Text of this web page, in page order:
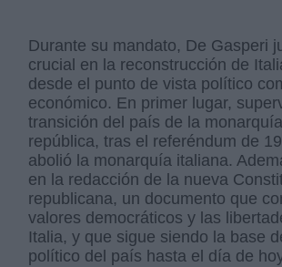
Durante su mandato, De Gasperi
crucial en la reconstrucción de
desde el punto de vista político
económico. En primer lugar,
transición del país de la
república, tras el referéndum de
abolió la monarquía italiana.
en la redacción de la nueva
republicana, un documento que
valores democráticos y las
Italia, y que sigue siendo la base
político del país hasta el día de